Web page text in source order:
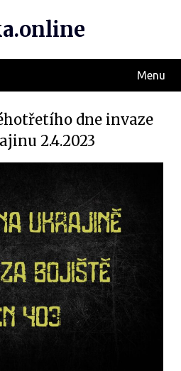
Menu
dne invaze
2.4.2023